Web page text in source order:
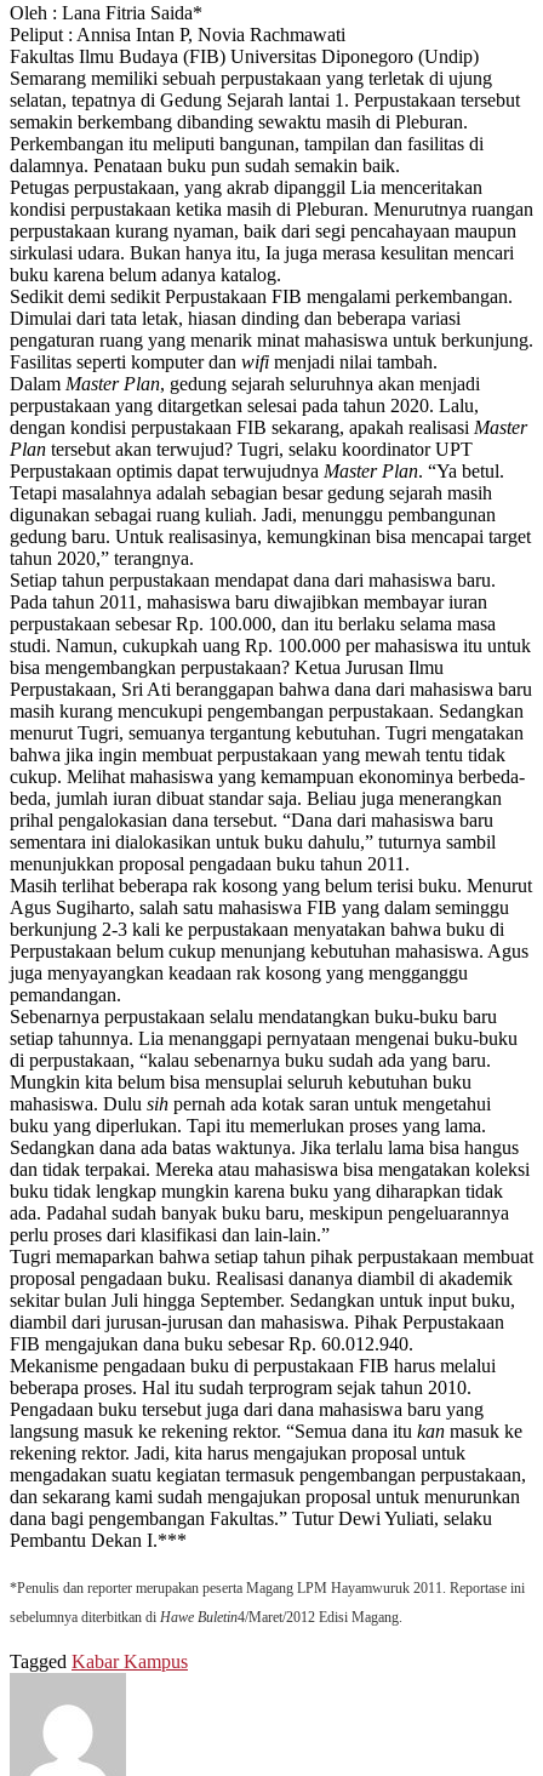
Oleh : Lana Fitria Saida*
Peliput : Annisa Intan P, Novia Rachmawati
Fakultas Ilmu Budaya (FIB) Universitas Diponegoro (Undip)
Semarang memiliki sebuah perpustakaan yang terletak di ujung
selatan, tepatnya di Gedung Sejarah lantai 1 . Perpustakaan tersebut
semakin berkembang dibanding sewaktu masih di Pleburan.
Perkembangan itu meliputi bangunan, tampilan dan fasilitas di
dalamnya. Penataan buku pun sudah semakin baik.
Petugas perpustakaan, yang akrab dipanggil Lia menceritakan
kondisi perpustakaan ketika masih di Pleburan. Menurutnya ruangan
perpustakaan kurang nyaman, baik dari segi pencahayaan maupun
sirkulasi udara. Bukan hanya itu, Ia juga merasa kesulitan mencari
buku karena belum adanya katalog.
Sedikit demi sedikit Perpustakaan FIB mengalami perkembangan.
Dimulai dari tata letak, hiasan dinding dan beberapa variasi
pengaturan ruang yang menarik minat mahasiswa untuk berkunjung.
Fasilitas seperti komputer dan wifi menjadi nilai tambah.
Dalam Master Plan, gedung sejarah seluruhnya akan menjadi
perpustakaan yang ditargetkan selesai pada tahun 2020. Lalu,
dengan kondisi perpustakaan FIB sekarang, apakah realisasi Master
Plan tersebut akan terwujud? Tugri, selaku koordinator UPT
Perpustakaan optimis dapat terwujudnya Master Plan. “Ya betul.
Tetapi masalahnya adalah sebagian besar gedung sejarah masih
digunakan sebagai ruang kuliah. Jadi, menunggu pembangunan
gedung baru. Untuk realisasinya, kemungkinan bisa mencapai target
tahun 2020,” terangnya.
Setiap tahun perpustakaan mendapat dana dari mahasiswa baru.
Pada tahun 2011, mahasiswa baru diwajibkan membayar iuran
perpustakaan sebesar Rp. 100.000, dan itu berlaku selama masa
studi. Namun, cukupkah uang Rp. 100.000 per mahasiswa itu untuk
bisa mengembangkan perpustakaan? Ketua Jurusan Ilmu
Perpustakaan, Sri Ati beranggapan bahwa dana dari mahasiswa baru
masih kurang mencukupi pengembangan perpustakaan. Sedangkan
menurut Tugri, semuanya tergantung kebutuhan. Tugri mengatakan
bahwa jika ingin membuat perpustakaan yang mewah tentu tidak
cukup. Melihat mahasiswa yang kemampuan ekonominya berbeda-
beda, jumlah iuran dibuat standar saja. Beliau juga menerangkan
prihal pengalokasian dana tersebut. “Dana dari mahasiswa baru
sementara ini dialokasikan untuk buku dahulu,” tuturnya sambil
menunjukkan proposal pengadaan buku tahun 2011.
Masih terlihat beberapa rak kosong yang belum terisi buku. Menurut
Agus Sugiharto, salah satu mahasiswa FIB yang dalam seminggu
berkunjung 2-3 kali ke perpustakaan menyatakan bahwa buku di
Perpustakaan belum cukup menunjang kebutuhan mahasiswa. Agus
juga menyayangkan keadaan rak kosong yang mengganggu
pemandangan.
Sebenarnya perpustakaan selalu mendatangkan buku-buku baru
setiap tahunnya. Lia menanggapi pernyataan mengenai buku-buku
di perpustakaan, “kalau sebenarnya buku sudah ada yang baru.
Mungkin kita belum bisa mensuplai seluruh kebutuhan buku
mahasiswa. Dulu sih pernah ada kotak saran untuk mengetahui
buku yang diperlukan. Tapi itu memerlukan proses yang lama.
Sedangkan dana ada batas waktunya. Jika terlalu lama bisa hangus
dan tidak terpakai. Mereka atau mahasiswa bisa mengatakan koleksi
buku tidak lengkap mungkin karena buku yang diharapkan tidak
ada. Padahal sudah banyak buku baru, meskipun pengeluarannya
perlu proses dari klasifikasi dan lain-lain.”
Tugri memaparkan bahwa setiap tahun pihak perpustakaan membuat
proposal pengadaan buku. Realisasi dananya diambil di akademik
sekitar bulan Juli hingga September. Sedangkan untuk input buku,
diambil dari jurusan-jurusan dan mahasiswa. Pihak Perpustakaan
FIB mengajukan dana buku sebesar Rp. 60.012.940.
Mekanisme pengadaan buku di perpustakaan FIB harus melalui
beberapa proses. Hal itu sudah terprogram sejak tahun 2010.
Pengadaan buku tersebut juga dari dana mahasiswa baru yang
langsung masuk ke rekening rektor. “Semua dana itu kan masuk ke
rekening rektor. Jadi, kita harus mengajukan proposal untuk
mengadakan suatu kegiatan termasuk pengembangan perpustakaan,
dan sekarang kami sudah mengajukan proposal untuk menurunkan
dana bagi pengembangan Fakultas.” Tutur Dewi Yuliati, selaku
Pembantu Dekan I.***
*Penulis dan reporter merupakan peserta Magang LPM Hayamwuruk 2011. Reportase ini
sebelumnya diterbitkan di Hawe Buletin4/Maret/2012 Edisi Magang.
Tagged Kabar Kampus